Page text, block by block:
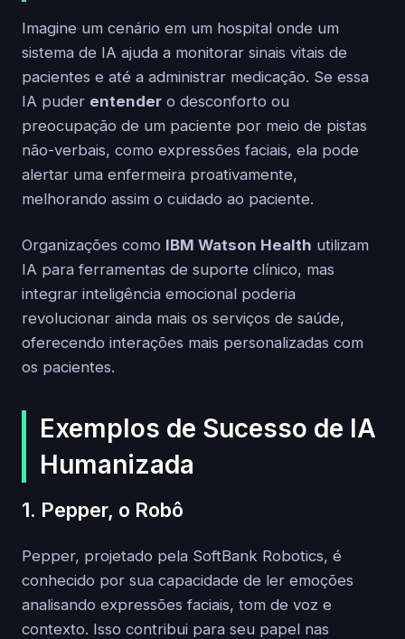
Imagine um cenário em um hospital onde um
sistema de IA ajuda a monitorar sinais vitais de
pacientes e até a administrar medicação. Se essa
IA puder entender o desconforto ou
preocupação de um paciente por meio de pistas
não-verbais, como expressões faciais, ela pode
alertar uma enfermeira proativamente,
melhorando assim o cuidado ao paciente.
Organizações como IBM Watson Health utilizam
IA para ferramentas de suporte clínico, mas
integrar inteligência emocional poderia
revolucionar ainda mais os serviços de saúde,
oferecendo interações mais personalizadas com
os pacientes.
Exemplos de Sucesso de IA
Humanizada
1. Pepper, o Robô
Pepper, projetado pela SoftBank Robotics, é
conhecido por sua capacidade de ler emoções
analisando expressões faciais, tom de voz e
contexto. Isso contribui para seu papel nas